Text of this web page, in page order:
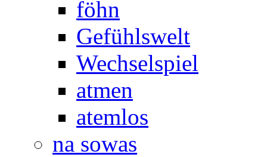
föhn
Gefühlswelt
Wechselspiel
atmen
atemlos
na sowas